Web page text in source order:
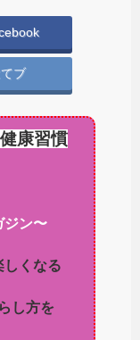
ブ
康習慣
ジン〜
しくなる
し方を